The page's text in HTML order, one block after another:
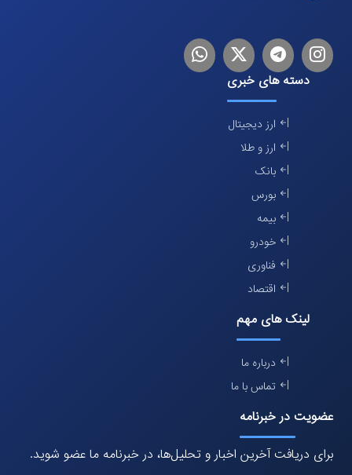
اینستاگرام
تلگرام توییترلینکدین
دسته های خبری
ارز دیجیتال
ارز و طلا
بانک
بورس
بیمه
خودرو
فناوری
اقتصاد
لینک های مهم
درباره ما
تماس با ما
عضویت در خبرنامه
برای دریافت آخرین اخبار و تحلیل‌ها، در خبرنامه ما عضو شوید.